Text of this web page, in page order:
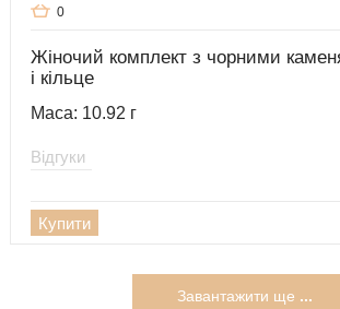
0
Жіночий комплект з чорними
і кільце
Маса: 10.92 г
Відгуки
Купити
Завантажити ще ...